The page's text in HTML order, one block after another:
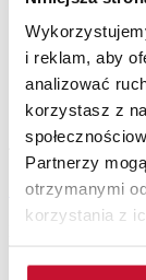
i reklam, aby
analizować
korzystasz z
Partnerzy
otrzymanymi
korzystania z
SYLENA 8